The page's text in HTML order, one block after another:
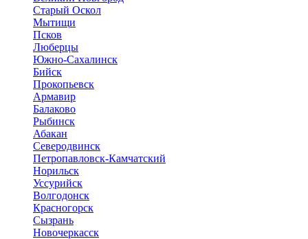
Старый Оскол
Мытищи
Псков
Люберцы
Южно-Сахалинск
Бийск
Прокопьевск
Армавир
Балаково
Рыбинск
Абакан
Северодвинск
Петропавловск-Камчатский
Норильск
Уссурийск
Волгодонск
Красногорск
Сызрань
Новочеркасск